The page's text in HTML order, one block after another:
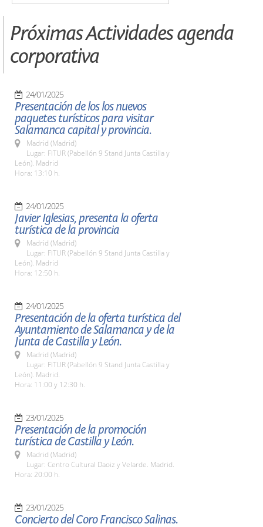
Próximas Actividades agenda
corporativa
24/01/2025
Presentación de los los nuevos
paquetes turísticos para visitar
Salamanca capital y provincia.
Madrid (Madrid)
Lugar: FITUR (Pabellón 9 Stand Junta Castilla y
León). Madrid
Hora: 13:10 h.
24/01/2025
Javier Iglesias, presenta la oferta
turística de la provincia
Madrid (Madrid)
Lugar: FITUR (Pabellón 9 Stand Junta Castilla y
León). Madrid
Hora: 12:50 h.
24/01/2025
Presentación de la oferta turística del
Ayuntamiento de Salamanca y de la
Junta de Castilla y León.
Madrid (Madrid)
Lugar: FITUR (Pabellón 9 Stand Junta Castilla y
León). Madrid.
Hora: 11:00 y 12:30 h.
23/01/2025
Presentación de la promoción
turística de Castilla y León.
Madrid (Madrid)
Lugar: Centro Cultural Daoiz y Velarde. Madrid.
Hora: 20:00 h.
23/01/2025
Concierto del Coro Francisco Salinas.